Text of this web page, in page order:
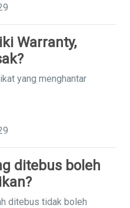
Warranty,
yang menghantar
ditebus boleh
ditebus tidak boleh